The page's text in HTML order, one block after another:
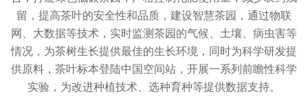
留，提高茶叶的安全性和品质，建设智慧茶园，通过物联
网、大数据等技术，实时监测茶园的气候、土壤、病虫害等
情况，为茶树生长提供最佳的生长环境，同时为科学研发提
供原料，茶叶标本登陆中国空间站，开展一系列前瞻性科学
实验，为改进种植技术、选种育种等提供数据支持。